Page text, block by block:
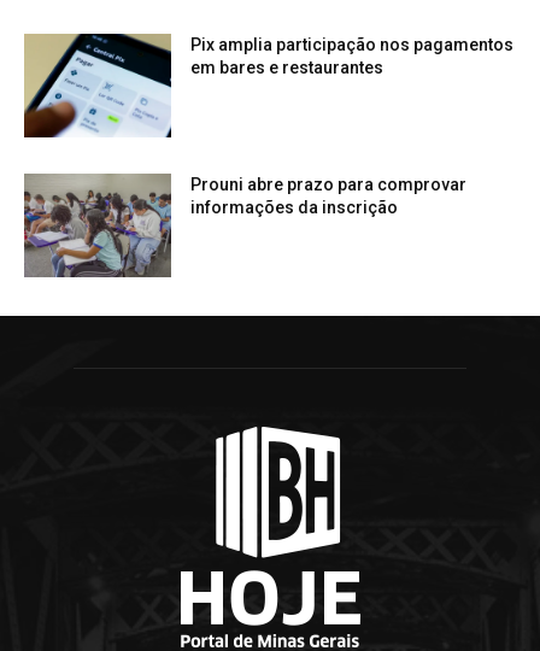
Pix amplia participação nos pagamentos
em bares e restaurantes
Prouni abre prazo para comprovar
informações da inscrição